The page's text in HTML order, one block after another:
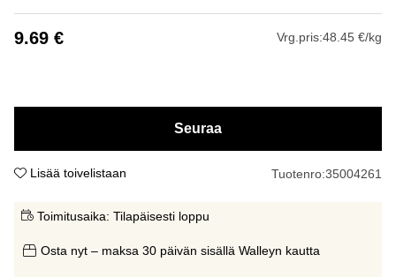
9.69 € Vrg.pris:48.45 €/kg
Seuraa
Lisää toivelistaan Tuotenro:35004261
Toimitusaika: Tilapäisesti loppu
Osta nyt – maksa 30 päivän sisällä Walleyn kautta